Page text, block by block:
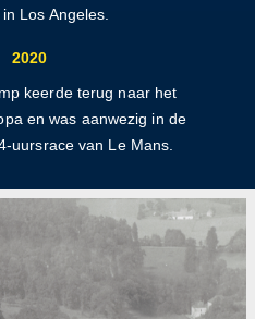
Los Angeles.
2020
keerde terug naar het
en was aanwezig in de
uursrace van Le Mans.